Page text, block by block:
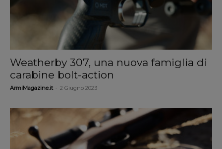
Weatherby 307, una nuova famiglia di
carabine bolt-action
ArmiMagazine.it 2 Giugno 2023